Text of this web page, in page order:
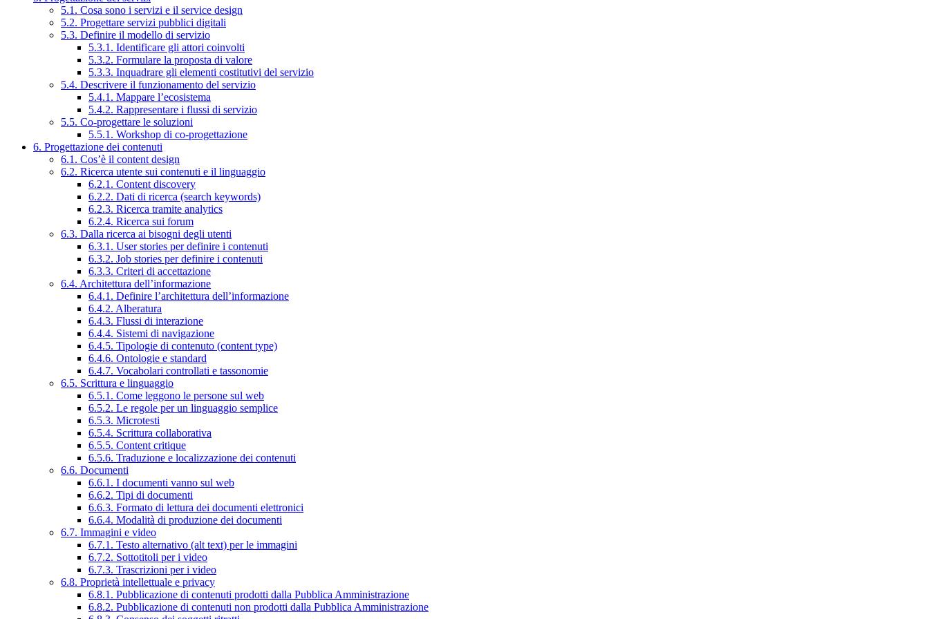
5.1. Cosa sono i servizi e il service design
5.2. Progettare servizi pubblici digitali
5.3. Definire il modello di servizio
5.3.1. Identificare gli attori coinvolti
5.3.2. Formulare la proposta di valore
5.3.3. Inquadrare gli elementi costitutivi del servizio
5.4. Descrivere il funzionamento del servizio
5.4.1. Mappare l’ecosistema
5.4.2. Rappresentare i flussi di servizio
5.5. Co-progettare le soluzioni
5.5.1. Workshop di co-progettazione
6. Progettazione dei contenuti
6.1. Cos’è il content design
6.2. Ricerca utente sui contenuti e il linguaggio
6.2.1. Content discovery
6.2.2. Dati di ricerca (search keywords)
6.2.3. Ricerca tramite analytics
6.2.4. Ricerca sui forum
6.3. Dalla ricerca ai bisogni degli utenti
6.3.1. User stories per definire i contenuti
6.3.2. Job stories per definire i contenuti
6.3.3. Criteri di accettazione
6.4. Architettura dell’informazione
6.4.1. Definire l’architettura dell’informazione
6.4.2. Alberatura
6.4.3. Flussi di interazione
6.4.4. Sistemi di navigazione
6.4.5. Tipologie di contenuto (content type)
6.4.6. Ontologie e standard
6.4.7. Vocabolari controllati e tassonomie
6.5. Scrittura e linguaggio
6.5.1. Come leggono le persone sul web
6.5.2. Le regole per un linguaggio semplice
6.5.3. Microtesti
6.5.4. Scrittura collaborativa
6.5.5. Content critique
6.5.6. Traduzione e localizzazione dei contenuti
6.6. Documenti
6.6.1. I documenti vanno sul web
6.6.2. Tipi di documenti
6.6.3. Formato di lettura dei documenti elettronici
6.6.4. Modalità di produzione dei documenti
6.7. Immagini e video
6.7.1. Testo alternativo (alt text) per le immagini
6.7.2. Sottotitoli per i video
6.7.3. Trascrizioni per i video
6.8. Proprietà intellettuale e privacy
6.8.1. Pubblicazione di contenuti prodotti dalla Pubblica Amministrazione
6.8.2. Pubblicazione di contenuti non prodotti dalla Pubblica Amministrazione